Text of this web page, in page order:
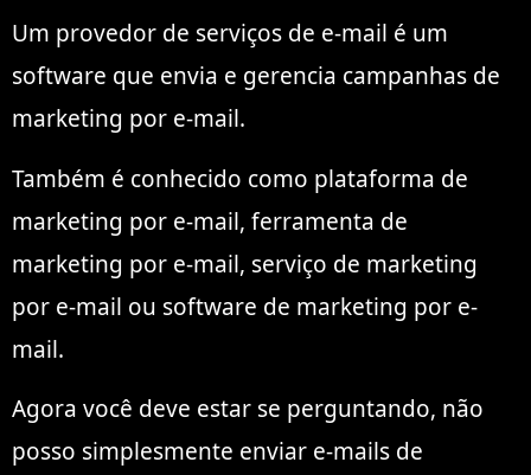
Um provedor de serviços de e-mail é um
software que envia e gerencia campanhas de
marketing por e-mail.
Também é conhecido como plataforma de
marketing por e-mail, ferramenta de
marketing por e-mail, serviço de marketing
por e-mail ou software de marketing por e-
mail.
Agora você deve estar se perguntando, não
posso simplesmente enviar e-mails de